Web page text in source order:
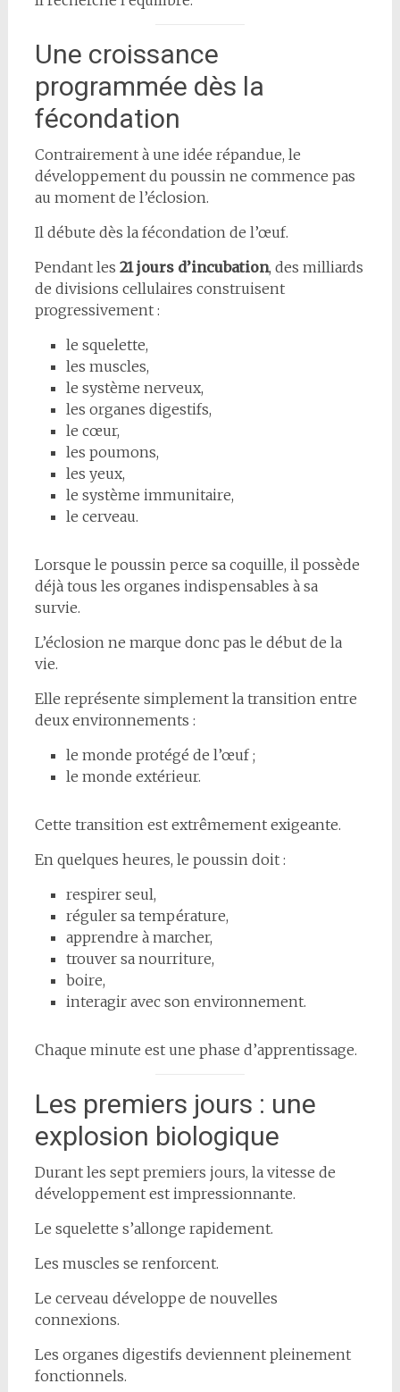
Une croissance
programmée dès la
fécondation
Contrairement à une idée répandue, le
développement du poussin ne commence pas
au moment de l’éclosion.
Il débute dès la fécondation de l’œuf.
Pendant les 21 jours d’incubation, des milliards
de divisions cellulaires construisent
progressivement :
le squelette,
les muscles,
le système nerveux,
les organes digestifs,
le cœur,
les poumons,
les yeux,
le système immunitaire,
le cerveau.
Lorsque le poussin perce sa coquille, il possède
déjà tous les organes indispensables à sa
survie.
L’éclosion ne marque donc pas le début de la
vie.
Elle représente simplement la transition entre
deux environnements :
le monde protégé de l’œuf ;
le monde extérieur.
Cette transition est extrêmement exigeante.
En quelques heures, le poussin doit :
respirer seul,
réguler sa température,
apprendre à marcher,
trouver sa nourriture,
boire,
interagir avec son environnement.
Chaque minute est une phase d’apprentissage.
Les premiers jours : une
explosion biologique
Durant les sept premiers jours, la vitesse de
développement est impressionnante.
Le squelette s’allonge rapidement.
Les muscles se renforcent.
Le cerveau développe de nouvelles
connexions.
Les organes digestifs deviennent pleinement
fonctionnels.